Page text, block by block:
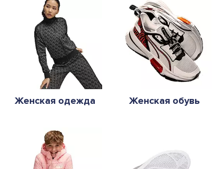
Женская одежда Женская обувь